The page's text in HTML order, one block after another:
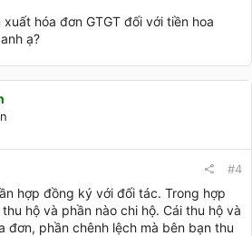
hóa đơn GTGT đối với tiền hoa
ạ?
#4
hợp đồng ký với đối tác. Trong hợp
hộ và phần nào chi hộ. Cái thu hộ và
đơn, phần chênh lệch mà bên bạn thu